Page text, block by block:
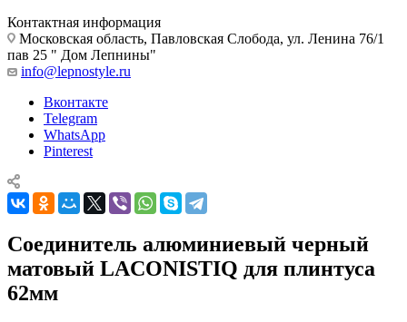
Контактная информация
Московская область, Павловская Слобода, ул. Ленина 76/1
пав 25 " Дом Лепнины"
info@lepnostyle.ru
Вконтакте
Telegram
WhatsApp
Pinterest
Соединитель алюминиевый черный
матовый LACONISTIQ для плинтуса
62мм